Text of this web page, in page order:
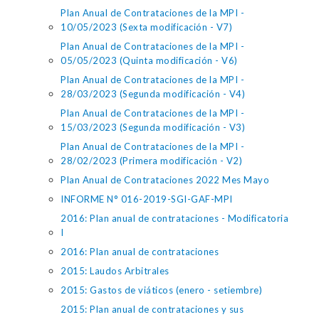
Plan Anual de Contrataciones de la MPI -
10/05/2023 (Sexta modificación - V7)
Plan Anual de Contrataciones de la MPI -
05/05/2023 (Quinta modificación - V6)
Plan Anual de Contrataciones de la MPI -
28/03/2023 (Segunda modificación - V4)
Plan Anual de Contrataciones de la MPI -
15/03/2023 (Segunda modificación - V3)
Plan Anual de Contrataciones de la MPI -
28/02/2023 (Primera modificación - V2)
Plan Anual de Contrataciones 2022 Mes Mayo
INFORME N° 016-2019-SGI-GAF-MPI
2016: Plan anual de contrataciones - Modificatoria
I
2016: Plan anual de contrataciones
2015: Laudos Arbitrales
2015: Gastos de viáticos (enero - setiembre)
2015: Plan anual de contrataciones y sus